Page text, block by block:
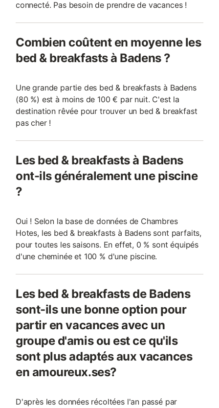
connecté. Pas besoin de prendre de vacances !
Combien coûtent en moyenne les
bed & breakfasts à Badens ?
Une grande partie des bed & breakfasts à Badens
(80 %) est à moins de 100 € par nuit. C'est la
destination rêvée pour trouver un bed & breakfast
pas cher !
Les bed & breakfasts à Badens
ont-ils généralement une piscine
?
Oui ! Selon la base de données de Chambres
Hotes, les bed & breakfasts à Badens sont parfaits,
pour toutes les saisons. En effet, 0 % sont équipés
d'une cheminée et 100 % d'une piscine.
Les bed & breakfasts de Badens
sont-ils une bonne option pour
partir en vacances avec un
groupe d'amis ou est ce qu'ils
sont plus adaptés aux vacances
en amoureux.ses?
D'après les données récoltées l'an passé par